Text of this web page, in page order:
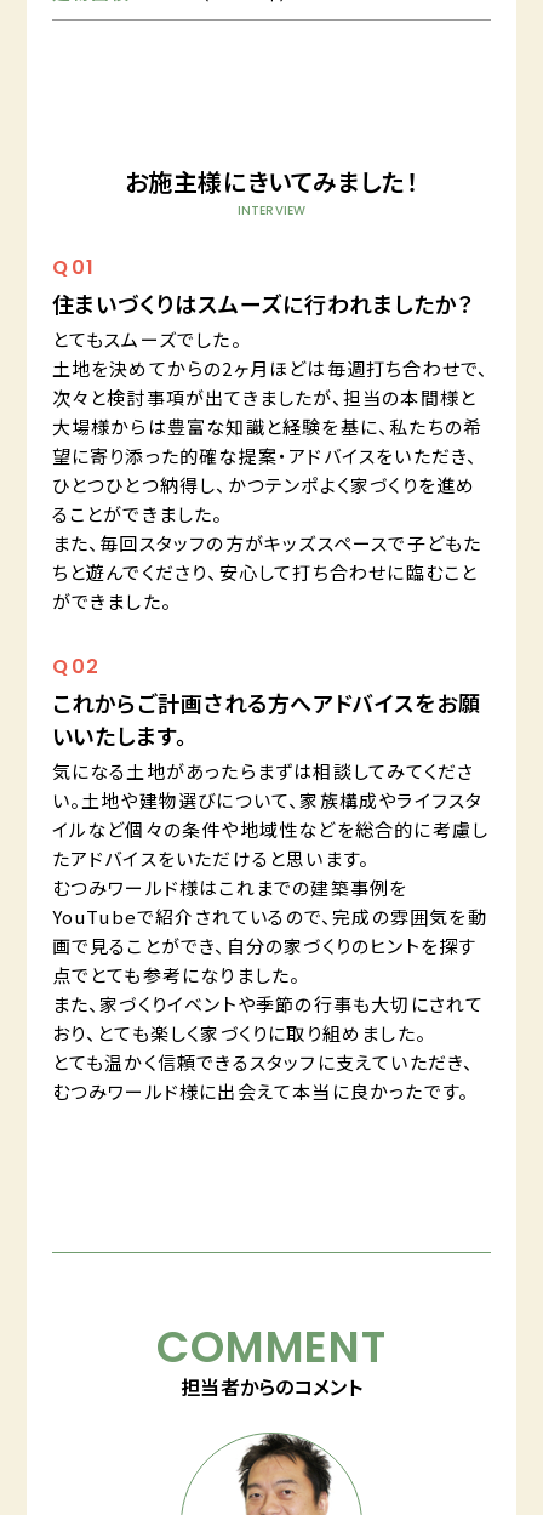
お施主様にきいてみました！
INTERVIEW
Q01
住まいづくりはスムーズに行われましたか？
とてもスムーズでした。
土地を決めてからの2ヶ月ほどは毎週打ち合わせで、
次々と検討事項が出てきましたが、担当の本間様と
大場様からは豊富な知識と経験を基に、私たちの希
望に寄り添った的確な提案・アドバイスをいただき、
ひとつひとつ納得し、かつテンポよく家づくりを進め
ることができました。
また、毎回スタッフの方がキッズスペースで子どもた
ちと遊んでくださり、安心して打ち合わせに臨むこと
ができました。
Q02
これからご計画される方へアドバイスをお願
いいたします。
気になる土地があったらまずは相談してみてくださ
い。土地や建物選びについて、家族構成やライフスタ
イルなど個々の条件や地域性などを総合的に考慮し
たアドバイスをいただけると思います。
むつみワールド様はこれまでの建築事例を
YouTubeで紹介されているので、完成の雰囲気を動
画で見ることができ、自分の家づくりのヒントを探す
点でとても参考になりました。
また、家づくりイベントや季節の行事も大切にされて
おり、とても楽しく家づくりに取り組めました。
とても温かく信頼できるスタッフに支えていただき、
むつみワールド様に出会えて本当に良かったです。
COMMENT
担当者からのコメント